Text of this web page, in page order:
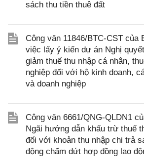
sách thu tiền thuê đất
Công văn 11846/BTC-CST của
việc lấy ý kiến dự án Nghị
giảm thuế thu nhập cá nhân,
nghiệp đối với hộ kinh doanh,
và doanh nghiệp
Công văn 6661/QNG-QLDN1
Ngãi hướng dẫn khấu trừ thuế
đối với khoản thu nhập chi trả
động chấm dứt hợp đồng lao